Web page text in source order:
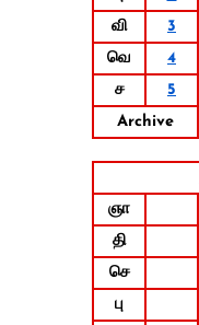
வி
3
வெ
4
ச
5
Archive
ஞா
தி
செ
பு